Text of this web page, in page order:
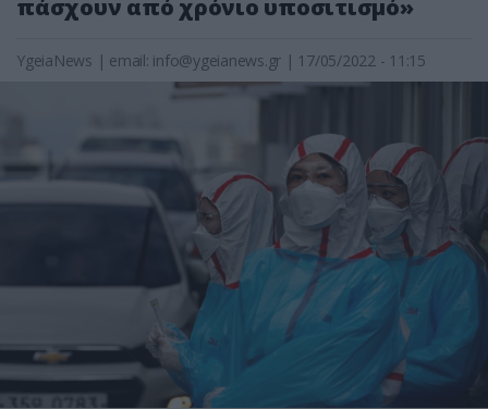
πάσχουν από χρόνιο υποσιτισμό»
YgeiaNews | email: info@ygeianews.gr | 17/05/2022 - 11:15